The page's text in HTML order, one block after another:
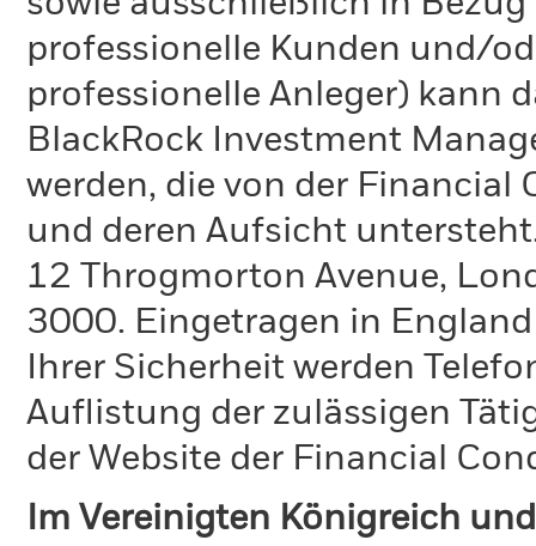
professionelle Kunden und/
professionelle Anleger) kann
BlackRock Investment
werden, die von der Financial
und deren Aufsicht
12 Throgmorton Avenue,
3000. Eingetragen in
Ihrer Sicherheit werden
Auflistung der zulässigen
der Website der Financial
Im Vereinigten Königreich